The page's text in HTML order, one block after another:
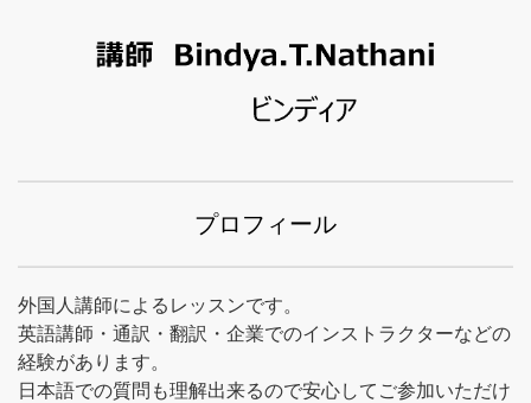
プロフィール
外国人講師によるレッスンです。
英語講師・通訳・翻訳・企業でのインストラクターなどの
経験があります。
日本語での質問も理解出来るので安心してご参加いただけ